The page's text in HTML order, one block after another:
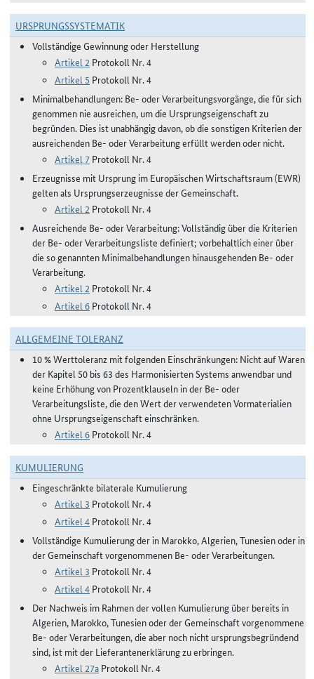
URSPRUNGSSYSTEMATIK
Vollständige Gewinnung oder Herstellung
Artikel 2 Protokoll Nr. 4
Artikel 5 Protokoll Nr. 4
Minimalbehandlungen: Be- oder Verarbeitungsvorgänge, die für sich
genommen nie ausreichen, um die Ursprungseigenschaft zu
begründen. Dies ist unabhängig davon, ob die sonstigen Kriterien der
ausreichenden Be- oder Verarbeitung erfüllt werden oder nicht.
Artikel 7 Protokoll Nr. 4
Erzeugnisse mit Ursprung im Europäischen Wirtschaftsraum (EWR)
gelten als Ursprungserzeugnisse der Gemeinschaft.
Artikel 2 Protokoll Nr. 4
Ausreichende Be- oder Verarbeitung: Vollständig über die Kriterien
der Be- oder Verarbeitungsliste definiert; vorbehaltlich einer über
die so genannten Minimalbehandlungen hinausgehenden Be- oder
Verarbeitung.
Artikel 2 Protokoll Nr. 4
Artikel 6 Protokoll Nr. 4
ALLGEMEINE TOLERANZ
10 % Werttoleranz mit folgenden Einschränkungen: Nicht auf Waren
der Kapitel 50 bis 63 des Harmonisierten Systems anwendbar und
keine Erhöhung von Prozentklauseln in der Be- oder
Verarbeitungsliste, die den Wert der verwendeten Vormaterialien
ohne Ursprungseigenschaft einschränken.
Artikel 6 Protokoll Nr. 4
KUMULIERUNG
Eingeschränkte bilaterale Kumulierung
Artikel 3 Protokoll Nr. 4
Artikel 4 Protokoll Nr. 4
Vollständige Kumulierung der in Marokko, Algerien, Tunesien oder in
der Gemeinschaft vorgenommenen Be- oder Verarbeitungen.
Artikel 3 Protokoll Nr. 4
Artikel 4 Protokoll Nr. 4
Der Nachweis im Rahmen der vollen Kumulierung über bereits in
Algerien, Marokko, Tunesien oder der Gemeinschaft vorgenommene
Be- oder Verarbeitungen, die aber noch nicht ursprungsbegründend
sind, ist mit der Lieferantenerklärung zu erbringen.
Artikel 27a Protokoll Nr. 4